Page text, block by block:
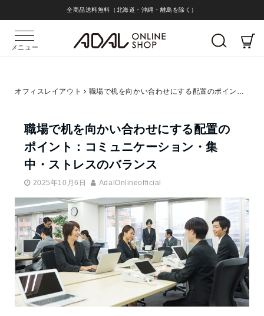
全商品送料無料（北海道・沖縄・離島を除く）
メニュー
オフィスレイアウト 職場で机を向かい合わせにする配置のポイント：コミュニケーション・集中・ストレスのバランス
職場で机を向かい合わせにする配置の
ポイント：コミュニケーション・集
中・ストレスのバランス
2025年10月6日 AdalOnlineofficial